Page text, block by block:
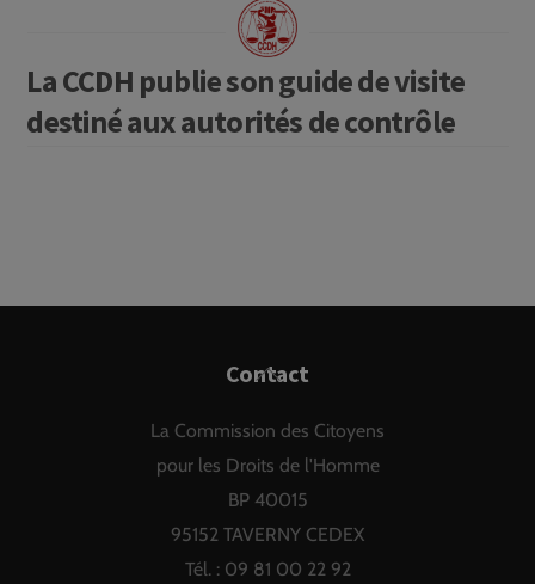
La CCDH publie son guide de visite
destiné aux autorités de contrôle
Back
Top
Contact
La Commission des Citoyens
pour les Droits de l'Homme
BP 40015
95152 TAVERNY CEDEX
Tél. : 09 81 00 22 92